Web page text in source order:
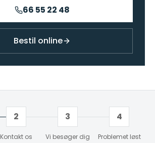
66 55 22 48
Bestil online
2
Kontakt os
3
Vi besøger dig
4
Problemet løst